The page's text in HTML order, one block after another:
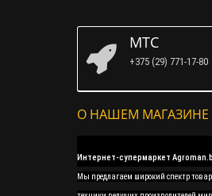
МТС
+375 (29) 771-17-80
О НАШЕМ МАГАЗИНЕ
Интернет-супермаркет
Мы предлагаем широкий спектр